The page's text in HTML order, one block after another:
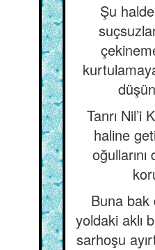
Şu
Tanrı Nil’i
haline
Buna bak
yoldaki aklı
sarhoşu